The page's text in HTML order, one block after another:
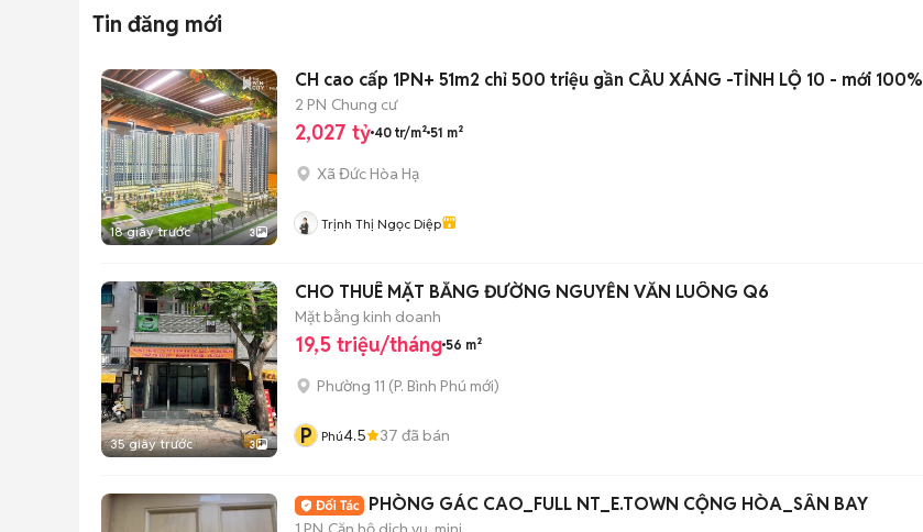
Tin đăng mới
18 giây trước 3
CH cao cấp 1PN+ 51m2 chỉ 500 triệu gần CẦU XÁNG -TỈNH LỘ 10 - mới 100%
2 PN Chung cư
2,027 tỷ 40 tr/m² 51 m²
Xã Đức Hòa Hạ
Trịnh Thị Ngọc Diệp
35 giây trước 3
CHO THUÊ MẶT BẰNG ĐƯỜNG NGUYỄN VĂN LUÔNG Q6
Mặt bằng kinh doanh
19,5 triệu/tháng 56 m²
Phường 11 (P. Bình Phú mới)
P Phú4.5 37 đã bán
PHÒNG GÁC CAO_FULL NT_E.TOWN CỘNG HÒA_SÂN BAY